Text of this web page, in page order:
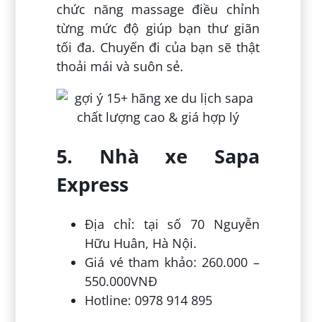
chức năng massage điều chỉnh
từng mức độ giúp bạn thư giãn
tối đa. Chuyến đi của bạn sẽ thật
thoải mái và suôn sẻ.
5. Nhà xe Sapa
Express
Địa chỉ: tại số 70 Nguyễn
Hữu Huân, Hà Nội.
Giá vé tham khảo: 260.000 –
550.000VNĐ
Hotline: 0978 914 895